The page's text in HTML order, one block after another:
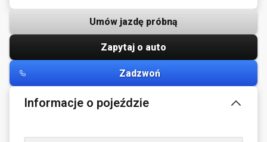
Umów jazdę próbną
Zapytaj o auto
Zadzwoń
Informacje o pojeździe